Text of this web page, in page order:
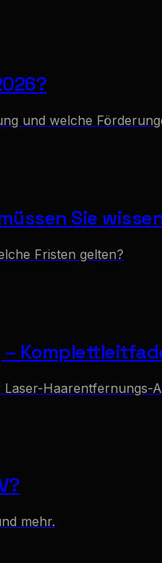
und welche
Sie
Fristen gelten?
Haarentfernungs-
mehr.